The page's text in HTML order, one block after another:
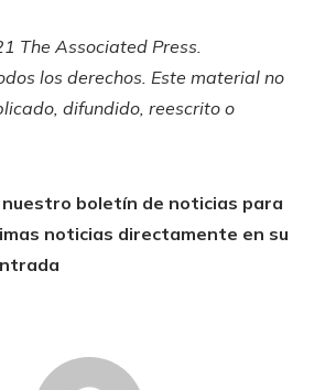
The Associated Press.
los derechos. Este material no
difundido, reescrito o
nuestro boletín de noticias para
noticias directamente en su